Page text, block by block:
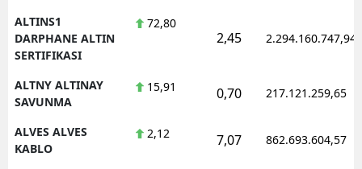
ALTINS1
DARPHANE ALTIN
SERTIFIKASI
72,80
2,45 2.294.160.747,94
ALTNY ALTINAY
SAVUNMA
15,91 0,70 217.121.259,65
ALVES ALVES
KABLO
2,12 7,07 862.693.604,57